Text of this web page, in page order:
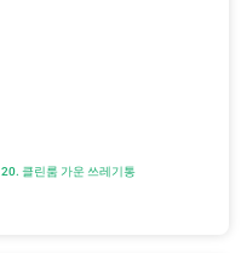
20. 클린룸 가운 쓰레기통